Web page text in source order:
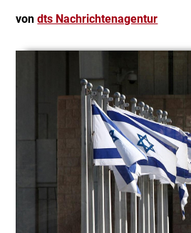
vondts Nachrichtenagentur